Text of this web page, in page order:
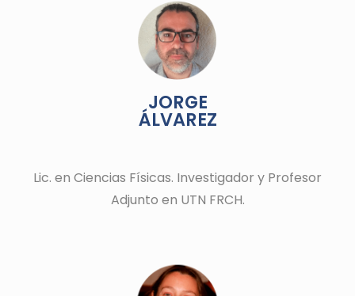
JORGE
ÁLVAREZ
Lic. en Ciencias Físicas. Investigador y Profesor
Adjunto en UTN FRCH.